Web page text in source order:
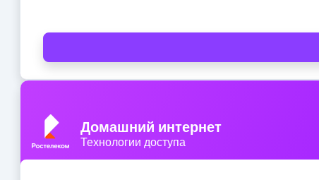
Домашний интернет
Технологии доступа